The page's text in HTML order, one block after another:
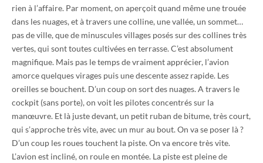
rien à l’affaire. Par moment, on aperçoit quand même une trouée
dans les nuages, et à travers une colline, une vallée, un sommet…
pas de ville, que de minuscules villages posés sur des collines très
vertes, qui sont toutes cultivées en terrasse. C’est absolument
magnifique. Mais pas le temps de vraiment apprécier, l’avion
amorce quelques virages puis une descente assez rapide. Les
oreilles se bouchent. D’un coup on sort des nuages. A travers le
cockpit (sans porte), on voit les pilotes concentrés sur la
manœuvre. Et là juste devant, un petit ruban de bitume, très court,
qui s’approche très vite, avec un mur au bout. On va se poser là ?
D’un coup les roues touchent la piste. On va encore très vite.
L’avion est incliné, on roule en montée. La piste est pleine de